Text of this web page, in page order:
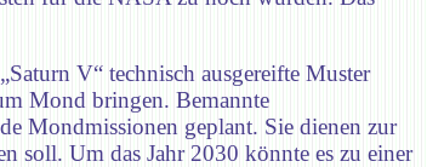
V“ technisch ausgereifte Muster
Mond bringen. Bemannte
Mondmissionen geplant. Sie dienen zur
soll. Um das Jahr 2030 könnte es zu einer